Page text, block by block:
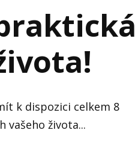
k dispozici celkem 8
vašeho života...